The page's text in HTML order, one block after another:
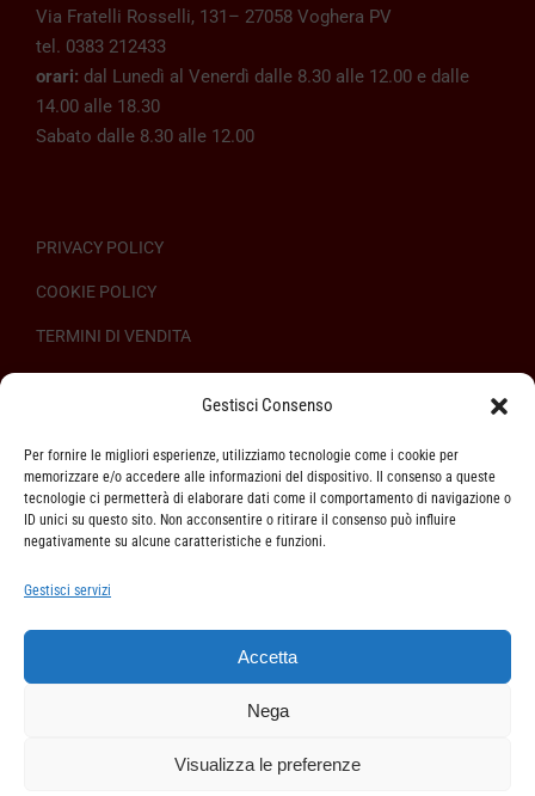
Gestisci Consenso
Per fornire le migliori esperienze, utilizziamo tecnologie come i cookie per
memorizzare e/o accedere alle informazioni del dispositivo. Il consenso a queste
tecnologie ci permetterà di elaborare dati come il comportamento di navigazione o
ID unici su questo sito. Non acconsentire o ritirare il consenso può influire
negativamente su alcune caratteristiche e funzioni.
Gestisci servizi
Accetta
Nega
Visualizza le preferenze
Via Fratelli Rosselli, 131– 27058 Voghera PV
tel. 0383 212433
orari: dal Lunedì al Venerdì dalle 8.30 alle 12.00 e dalle
14.00 alle 18.30
Sabato dalle 8.30 alle 12.00
PRIVACY POLICY
COOKIE POLICY
TERMINI DI VENDITA
ASSISTENZA CLIENTI
SPEDIZIONI